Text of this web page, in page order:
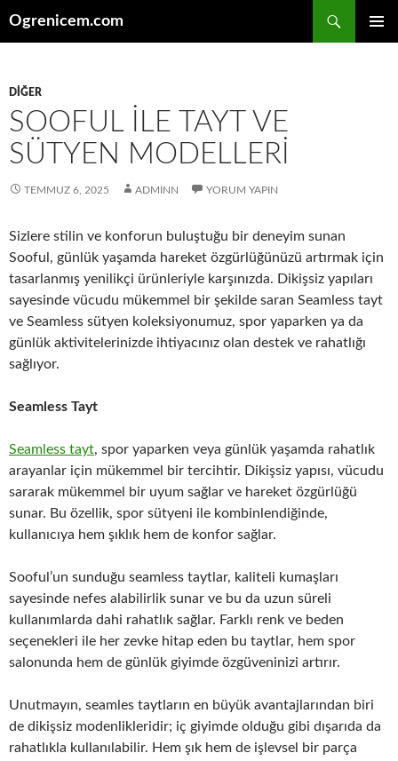
Ogrenicem.com
DIĞER
SOOFUL ILE TAYT VE
SÜTYEN MODELLERI
TEMMUZ 6, 2025 ADMINN YORUM YAPIN
Sizlere stilin ve konforun buluştuğu bir deneyim sunan
Sooful, günlük yaşamda hareket özgürlüğünüzü artırmak için
tasarlanmış yenilikçi ürünleriyle karşınızda. Dikişsiz yapıları
sayesinde vücudu mükemmel bir şekilde saran Seamless tayt
ve Seamless sütyen koleksiyonumuz, spor yaparken ya da
günlük aktivitelerinizde ihtiyacınız olan destek ve rahatlığı
sağlıyor.
Seamless Tayt
Seamless tayt, spor yaparken veya günlük yaşamda rahatlık
arayanlar için mükemmel bir tercihtir. Dikişsiz yapısı, vücudu
sararak mükemmel bir uyum sağlar ve hareket özgürlüğü
sunar. Bu özellik, spor sütyeni ile kombinlendiğinde,
kullanıcıya hem şıklık hem de konfor sağlar.
Sooful’un sunduğu seamless taytlar, kaliteli kumaşları
sayesinde nefes alabilirlik sunar ve bu da uzun süreli
kullanımlarda dahi rahatlık sağlar. Farklı renk ve beden
seçenekleri ile her zevke hitap eden bu taytlar, hem spor
salonunda hem de günlük giyimde özgüveninizi artırır.
Unutmayın, seamles taytların en büyük avantajlarından biri
de dikişsiz modenlikleridir; iç giyimde olduğu gibi dışarıda da
rahatlıkla kullanılabilir. Hem şık hem de işlevsel bir parça